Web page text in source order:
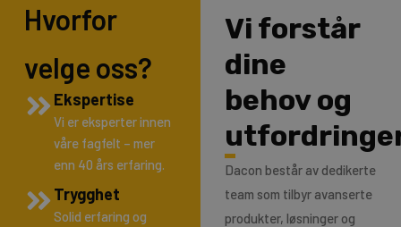
Hvorfor
velge oss?
Ekspertise
Vi er eksperter innen
våre fagfelt – mer
enn 40 års erfaring.
Trygghet
Solid erfaring og
Vi forstår
dine
behov og
Dacon består av dedikerte
team som tilbyr avanserte
produkter, løsninger og